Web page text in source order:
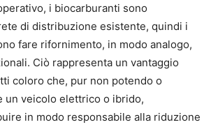
i biocarburanti sono
di distribuzione esistente, quindi i
fare rifornimento, in modo analogo,
Ciò rappresenta un vantaggio
coloro che, pur non potendo o
un veicolo elettrico o ibrido,
in modo responsabile alla riduzione